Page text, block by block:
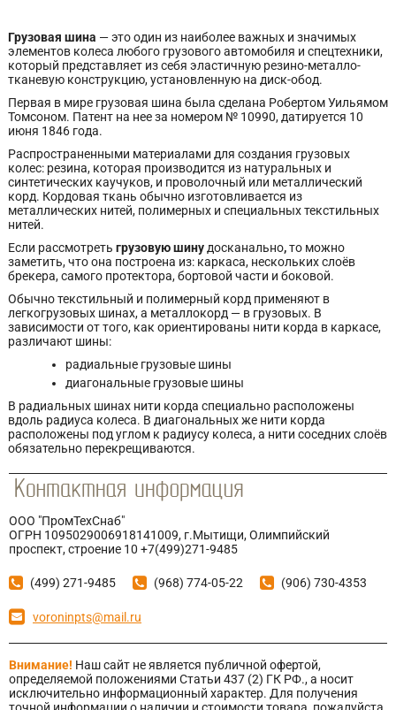
Грузовая шина — это один из наиболее важных и значимых
элементов колеса любого грузового автомобиля и спецтехники,
который представляет из себя эластичную резино-металло-
тканевую конструкцию, установленную на диск-обод.
Первая в мире грузовая шина была сделана Робертом Уильямом
Томсоном. Патент на нее за номером № 10990, датируется 10
июня 1846 года.
Распространенными материалами для создания грузовых
колес: резина, которая производится из натуральных и
синтетических каучуков, и проволочный или металлический
корд. Кордовая ткань обычно изготовливается из
металлических нитей, полимерных и специальных текстильных
нитей.
Если рассмотреть грузовую шину досканально,то можно
заметить, что она построена из: каркаса, нескольких слоёв
брекера, самого протектора, бортовой части и боковой.
Обычно текстильный и полимерный корд применяют в
легкогрузовых шинах, а металлокорд — в грузовых. В
зависимости от того, как ориентированы нити корда в каркасе,
различают шины:
радиальные грузовые шины
диагональные грузовые шины
В радиальных шинах нити корда специально расположены
вдоль радиуса колеса. В диагональных же нити корда
расположены под углом к радиусу колеса, а нити соседних слоёв
обязательно перекрещиваются.
ООО "ПромТехСнаб"
ОГРН 1095029006918141009, г.Мытищи, Олимпийский
проспект, строение 10 +7(499)271-9485
(499) 271-9485 (968) 774-05-22 (906) 730-4353
voroninpts@mail.ru
Внимание! Наш сайт не является публичной офертой,
определяемой положениями Статьи 437 (2) ГК РФ., а носит
исключительно информационный характер. Для получения